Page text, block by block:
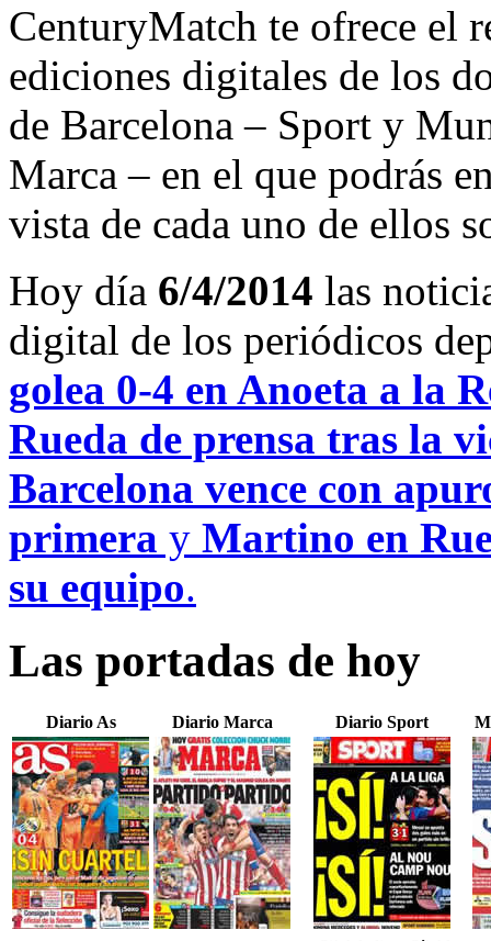
CenturyMatch te ofrece el
ediciones digitales de los
de Barcelona – Sport y
Marca – en el que podrás
vista de cada uno de ellos
Hoy día 6/4/2014 las
digital de los periódicos
golea 0-4 en Anoeta a la
Rueda de prensa tras la
Barcelona vence con
primera y Martino en
su equipo.
Las portadas de hoy
Diario As Diario Marca Diario Sport